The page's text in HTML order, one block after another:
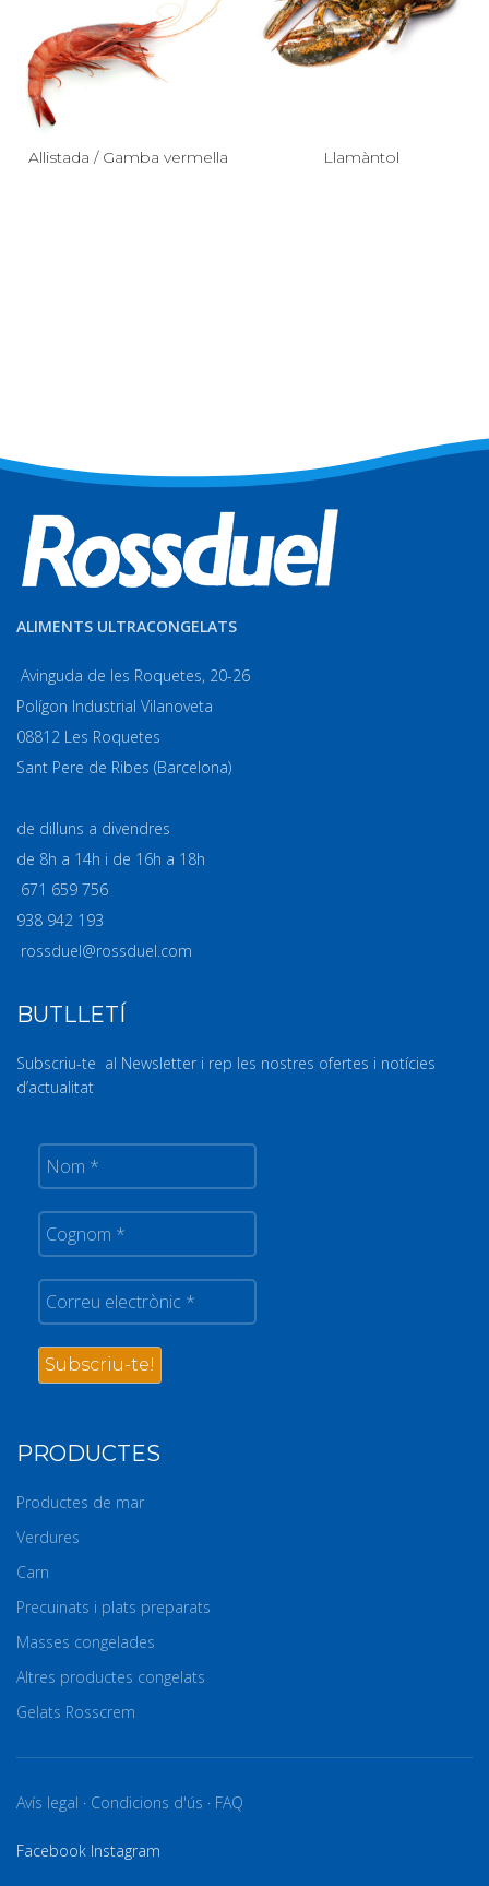
Allistada / Gamba vermella Llamàntol
ALIMENTS ULTRACONGELATS
Avinguda de les Roquetes, 20-26
Polígon Industrial Vilanoveta
08812 Les Roquetes
Sant Pere de Ribes (Barcelona)
de dilluns a divendres
de 8h a 14h i de 16h a 18h
671 659 756
938 942 193
rossduel@rossduel.com
BUTLLETÍ
Subscriu-te al Newsletter i rep les nostres ofertes i notícies
d’actualitat
Nom
Cognom
Correu
electrònic
PRODUCTES
Productes de mar
Verdures
Carn
Precuinats i plats preparats
Masses congelades
Altres productes congelats
Gelats Rosscrem
Avís legal · Condicions d'ús · FAQ
Facebook Instagram